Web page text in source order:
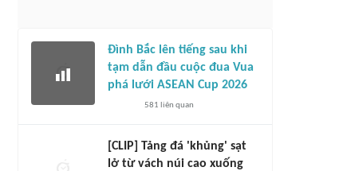
Đình Bắc lên tiếng sau khi
tạm dẫn đầu cuộc đua Vua
phá lưới ASEAN Cup 2026
581 liên quan
[CLIP] Tảng đá 'khủng' sạt
lở từ vách núi cao xuống